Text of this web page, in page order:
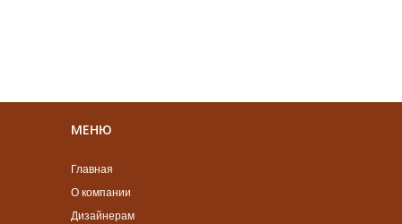
МЕНЮ
Главная
О компании
Дизайнерам